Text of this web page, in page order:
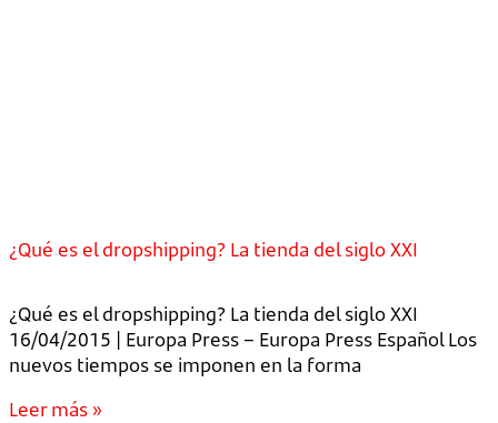
¿Qué es el dropshipping? La tienda del siglo XXI
¿Qué es el dropshipping? La tienda del siglo XXI
16/04/2015 | Europa Press – Europa Press Español Los
nuevos tiempos se imponen en la forma
Leer más »